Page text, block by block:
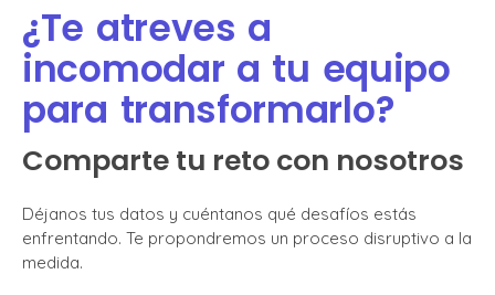
¿Te atreves a
incomodar a tu equipo
para transformarlo?
Comparte tu reto con nosotros
Déjanos tus datos y cuéntanos qué desafíos estás
enfrentando. Te propondremos un proceso disruptivo a la
medida.